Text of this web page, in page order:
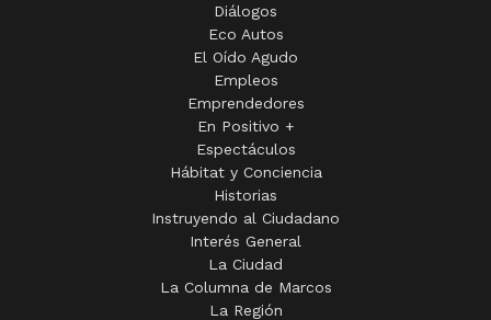
Diálogos
Eco Autos
El Oído Agudo
Empleos
Emprendedores
En Positivo +
Espectáculos
Hábitat y Conciencia
Historias
Instruyendo al Ciudadano
Interés General
La Ciudad
La Columna de Marcos
La Región